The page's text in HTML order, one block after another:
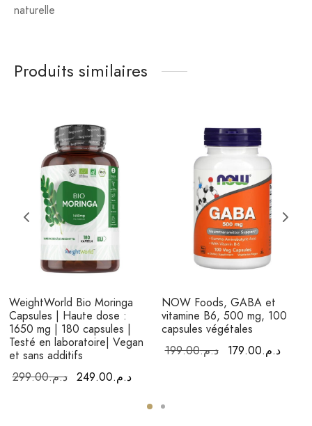
naturelle
Produits similaires
est :
د.م.249.00.
WeightWorld Bio Moringa
Capsules | Haute dose :
1650 mg | 180 capsules |
Testé en laboratoire| Vegan
et sans additifs
د.م.299.00
Le prix د.م.249.00
NOW Foods, GABA et
vitamine B6, 500 mg, 100
capsules végétales
د.م.199.00
Le prix د.م.179.00